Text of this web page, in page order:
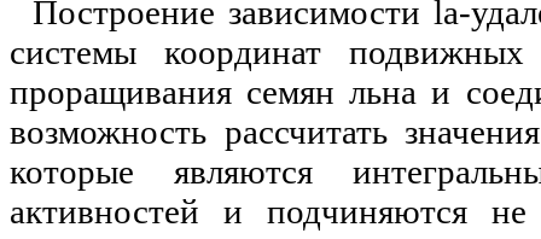
Построение зависимости la-
системы координат
проращивания семян льна и
возможность рассчитать
которые являются
активностей и подчиняются